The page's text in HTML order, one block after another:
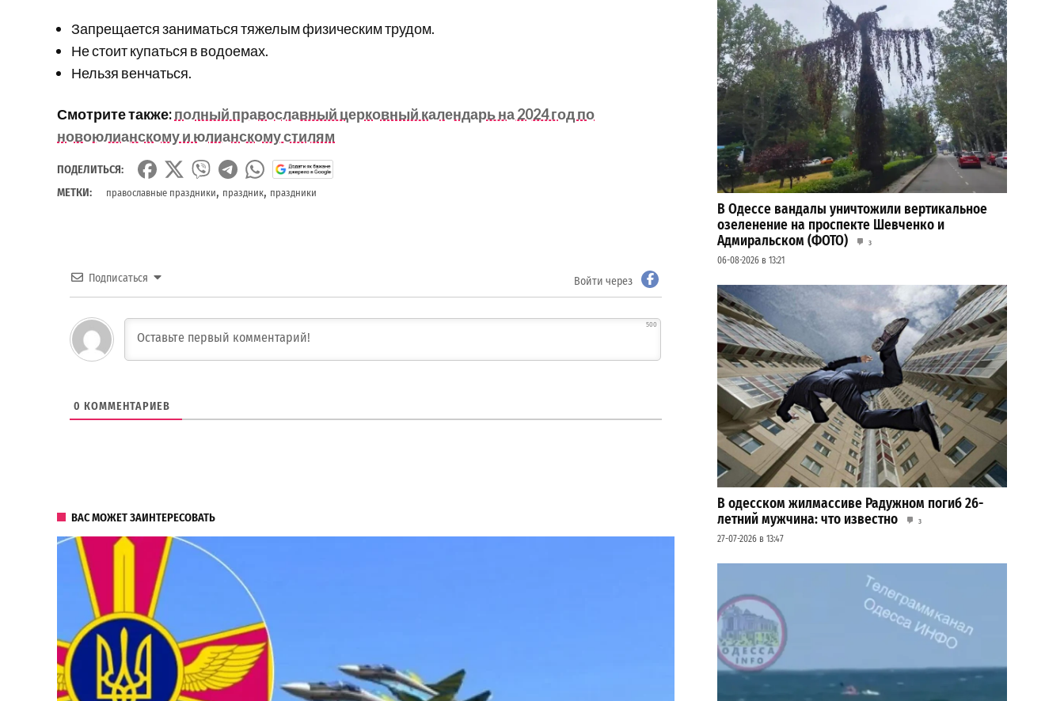
Запрещается заниматься тяжелым физическим трудом.
Не стоит купаться в водоемах.
Нельзя венчаться.
Смотрите также:полный православный церковный календарь на 2024 год по
новоюлианскому и юлианскому стилям
ПОДЕЛИТЬСЯ:
МЕТКИ:
православные праздники, праздник, праздники
Подписаться Войти через
500
0 КОММЕНТАРИЕВ
ВАС МОЖЕТ ЗАИНТЕРЕСОВАТЬ
В Одессе вандалы уничтожили вертикальное
озеленение на проспекте Шевченко и
Адмиральском (ФОТО)
3
06-08-2026 в 13:21
В одесском жилмассиве Радужном погиб 26-
летний мужчина: что известно
3
27-07-2026 в 13:47